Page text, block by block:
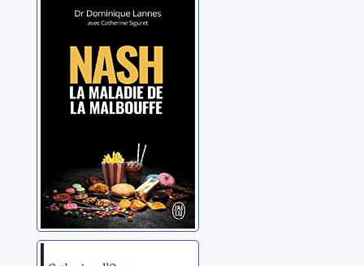
de la malbouffe
Lannes, Dominique